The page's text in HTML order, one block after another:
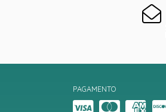
PAGAMENTO